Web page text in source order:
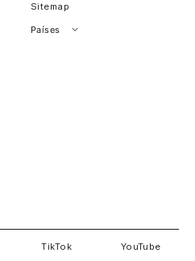
Sitemap
Países
TikTok YouTube